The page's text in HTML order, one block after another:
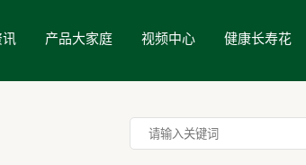
讯 产品大家庭 视频中心 健康长寿花